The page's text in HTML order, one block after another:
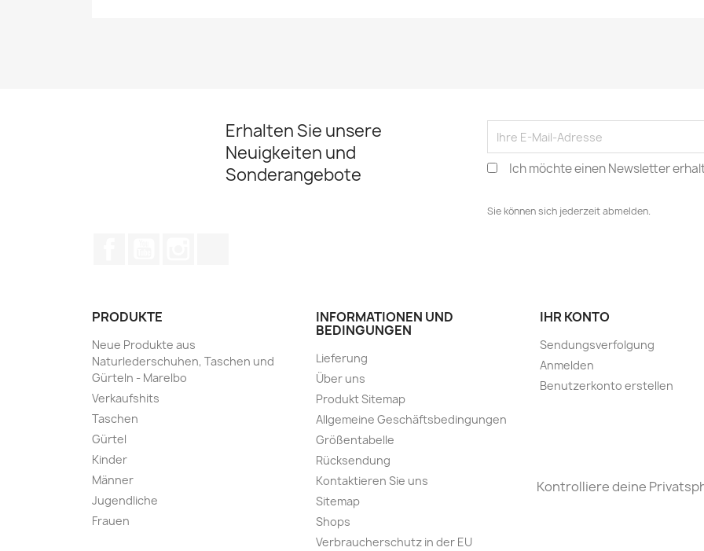
Erhalten Sie unsere
Neuigkeiten und
Sonderangebote
Ich möchte einen Newsletter
Sie können sich jederzeit abmelden.
PRODUKTE
Neue Produkte aus
Naturlederschuhen, Taschen und
Gürteln - Marelbo
Verkaufshits
Taschen
Gürtel
Kinder
Männer
Jugendliche
Frauen
INFORMATIONEN UND
BEDINGUNGEN
Lieferung
Über uns
Produkt Sitemap
Allgemeine Geschäftsbedingungen
Größentabelle
Rücksendung
Kontaktieren Sie uns
Sitemap
Shops
Verbraucherschutz in der EU
IHR KONTO
Sendungsverfolgung
Anmelden
Benutzerkonto erstellen
Kontrolliere deine